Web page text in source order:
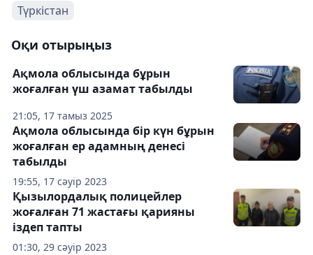
Түркістан
Оқи отырыңыз
21:05, 17 тамыз 2025
Ақмола облысында бұрын
жоғалған үш азамат табылды
19:55, 17 сәуір 2023
Ақмола облысында бір күн бұрын
жоғалған ер адамның денесі
табылды
01:30, 29 сәуір 2023
Қызылордалық полицейлер
жоғалған 71 жастағы қарияны
іздеп тапты